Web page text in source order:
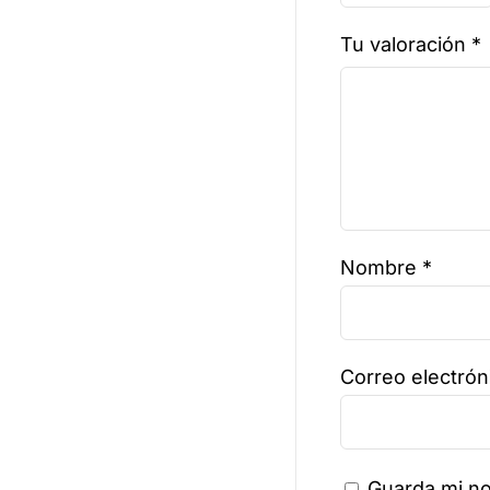
Tu valoración *
Nombre *
Correo